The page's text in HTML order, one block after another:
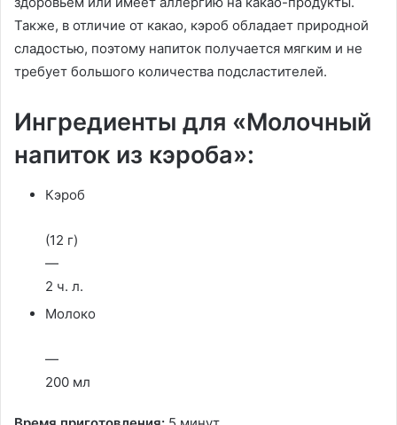
Также, в отличие от какао, кэроб обладает природной
сладостью, поэтому напиток получается мягким и не
требует большого количества подсластителей.
Ингредиенты для «Молочный
напиток из кэроба»:
Кэроб
(12 г)
—
2 ч. л.
Молоко
—
200 мл